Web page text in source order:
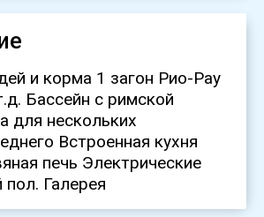
и корма 1 загон Рио-Рау
Бассейн с римской
для нескольких
Встроенная кухня
печь Электрические
Галерея